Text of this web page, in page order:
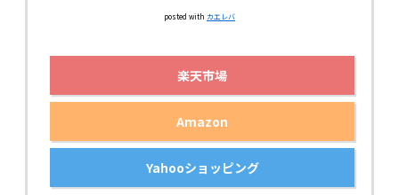
posted with カエレバ
楽天市場
Amazon
Yahooショッピング